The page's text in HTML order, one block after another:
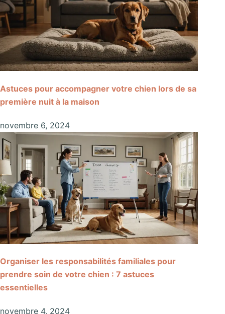
Astuces pour accompagner votre chien lors de sa
première nuit à la maison
novembre 6, 2024
Organiser les responsabilités familiales pour
prendre soin de votre chien : 7 astuces
essentielles
novembre 4, 2024